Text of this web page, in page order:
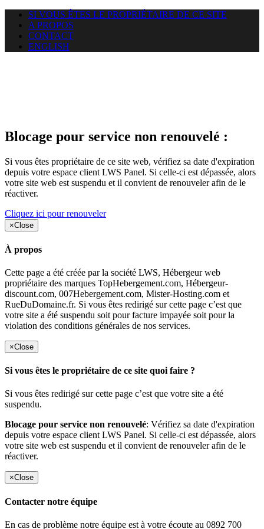
SI VOUS ÊTES LE PROPRIÉTAIRE DE CE SITE
A PROPOS
CONTACT
ENGLISH
Blocage pour service non renouvelé :
Si vous êtes propriétaire de ce site web, vérifiez sa date d'expiration
depuis votre espace client LWS Panel. Si celle-ci est dépassée, alors
votre site web est suspendu et il convient de renouveler afin de le
réactiver.
Cliquez ici pour renouveler
×Close
À propos
Cette page a été créée par la société LWS, Hébergeur web
propriétaire des marques TopHebergement.com, Hébergeur-
discount.com, 007Hebergement.com, Mister-Hosting.com et
RueDuDomaine.fr. Si vous êtes redirigé sur cette page c’est que
votre site a été suspendu soit pour facture impayée soit pour la
violation des conditions générales de nos services.
×Close
Si vous êtes le propriétaire de ce site quoi faire ?
Si vous êtes redirigé sur cette page c’est que votre site a été
suspendu.
Blocage pour service non renouvelé: Vérifiez sa date d'expiration
depuis votre espace client LWS Panel. Si celle-ci est dépassée, alors
votre site web est suspendu et il convient de renouveler afin de le
réactiver.
×Close
Contacter notre équipe
En cas de problème notre équipe est à votre écoute au 0892 700